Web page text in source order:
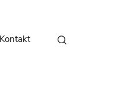
Kontakt
Przejdź do treści